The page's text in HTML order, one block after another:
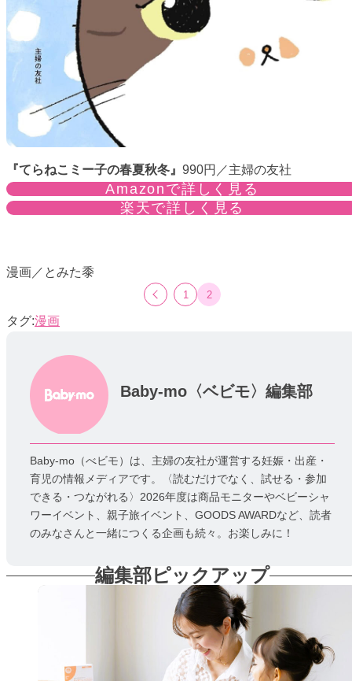
『てらねこミー子の春夏秋冬』 990円／主婦の友社
Amazonで詳しく見る
楽天で詳しく見る
漫画／とみた黍
1 2
漫画
Baby-mo〈ベビモ〉編集部
Baby-mo（べビモ）は、主婦の友社が運営する妊娠・出産・
育児の情報メディアです。〈読むだけでなく、試せる・参加
できる・つながれる〉2026年度は商品モニターやベビーシャ
ワーイベント、親子旅イベント、GOODS AWARDなど、読者
のみなさんと一緒につくる企画も続々。お楽しみに！
編集部ピックアップ